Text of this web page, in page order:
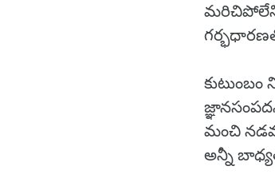
కుటుంబం
మంచి
అన్నీ